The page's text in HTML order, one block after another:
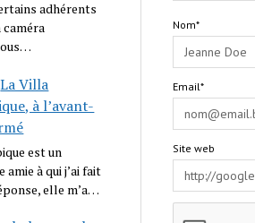
adhérents
caméra
La Villa
à l’avant-
est un
à qui j’ai fait
elle m’a…
Nom*
Email*
Site web